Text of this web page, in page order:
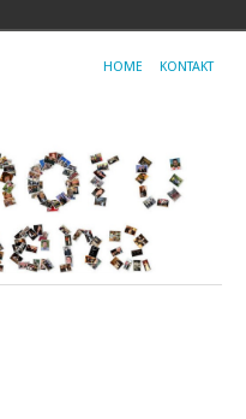
HOME KONTAKT